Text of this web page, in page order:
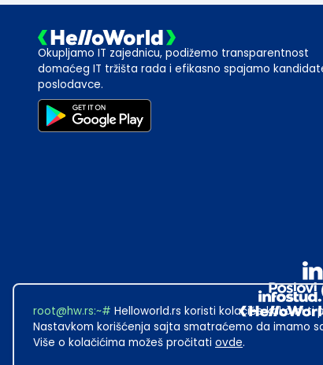
Okupljamo IT zajednicu, podižemo transparentnost
domaćeg IT tržišta rada i efikasno spajamo
poslodavce.
root@hw.rs:~# Helloworld.rs koristi kolačiće kako bi ti
Nastavkom korišćenja sajta smatraćemo da imamo
Više o kolačićima možeš pročitati ovde.